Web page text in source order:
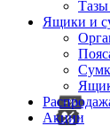
Ящики и
Акции